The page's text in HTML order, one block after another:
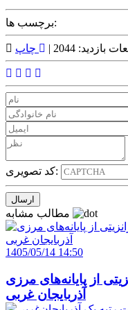
برچسب ها:
بازدید: 2044 | چاپ
کد تصویری:
1405/05/14 14:50
از پایانه‌های مرزی
آذربایجان ‌غربی